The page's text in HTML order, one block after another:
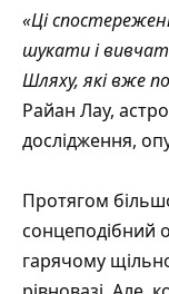
«Ці
шукати і
Шляху, які вже
Райан Лау,
дослідження,
Протягом
сонцеподібний
гарячому